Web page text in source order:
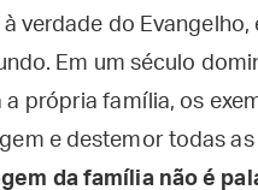
verdade do Evangelho,
Em um século
própria família, os
e destemor todas as
da família não é